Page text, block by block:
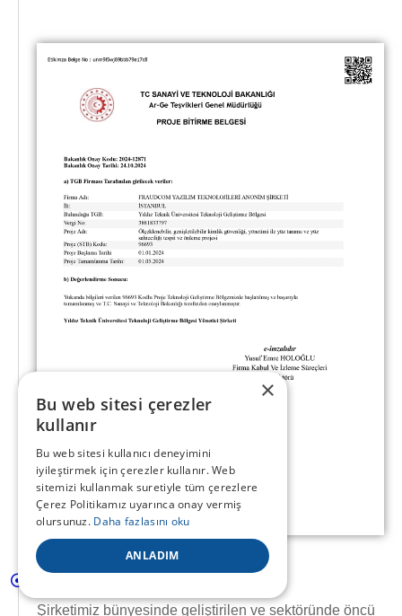
KDV İstisna Belgesi
Şirketimiz bünyesinde geliştirilen ve sektöründe öncü
×
Bu web sitesi çerezler
kullanır
Bu web sitesi kullanıcı deneyimini
iyileştirmek için çerezler kullanır. Web
sitemizi kullanmak suretiyle tüm çerezlere
Çerez Politikamız uyarınca onay vermiş
olursunuz. Daha fazlasını oku
ANLADIM